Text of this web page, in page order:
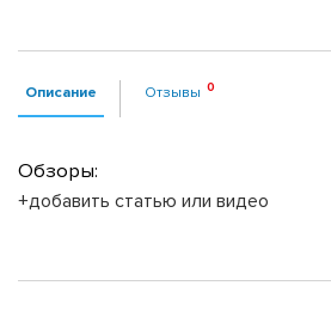
Описание Отзывы
Обзоры:
+добавить статью или видео